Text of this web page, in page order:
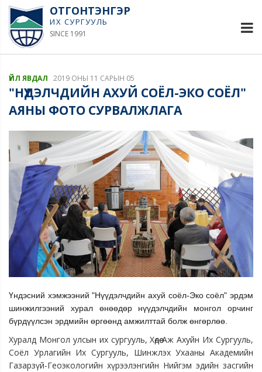
ОТГОНТЭНГЭР
ИХ СУРГУУЛЬ
SINCE 1991
ҮЙЛ ЯВДАЛ 2019 ОНЫ 11 САРЫН 05
"НҮҮДЭЛЧДИЙН АХУЙ СОЁЛ-ЭКО СОЁЛ"
АЯНЫ ФОТО СУРВАЛЖЛАГА
Үндэсний хэмжээний "Нүүдэлчдийн ахуй соёл-Эко соёл" эрдэм
шинжилгээний хурал өнөөдөр нүүдэлчдийн монгол орчинг
бүрдүүлсэн эрдмийн өргөөнд амжилттай болж өнгөрлөө.
Хуралд Монгол улсын их сургууль, Хөдөө Аж Ахуйн Их Сургууль,
Соёл Урлагийн Их Сургууль, Шинжлэх Ухааны Академийн
Газарзүй-Геоэкологийн хүрээлэнгийн Нийгэм эдийн засгийн